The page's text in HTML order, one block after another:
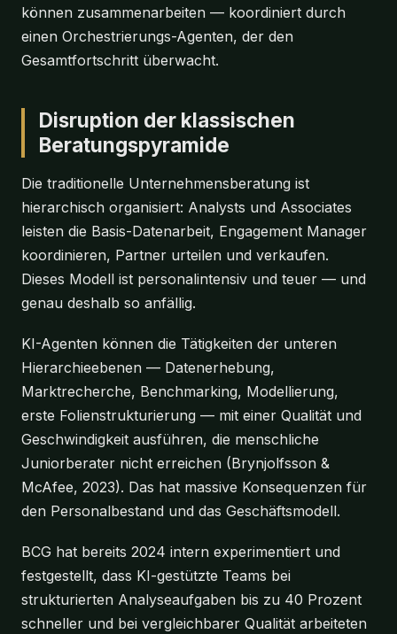
können zusammenarbeiten — koordiniert durch
einen Orchestrierungs-Agenten, der den
Gesamtfortschritt überwacht.
Disruption der klassischen
Beratungspyramide
Die traditionelle Unternehmensberatung ist
hierarchisch organisiert: Analysts und Associates
leisten die Basis-Datenarbeit, Engagement Manager
koordinieren, Partner urteilen und verkaufen.
Dieses Modell ist personalintensiv und teuer — und
genau deshalb so anfällig.
KI-Agenten können die Tätigkeiten der unteren
Hierarchieebenen — Datenerhebung,
Marktrecherche, Benchmarking, Modellierung,
erste Folienstrukturierung — mit einer Qualität und
Geschwindigkeit ausführen, die menschliche
Juniorberater nicht erreichen (Brynjolfsson &
McAfee, 2023). Das hat massive Konsequenzen für
den Personalbestand und das Geschäftsmodell.
BCG hat bereits 2024 intern experimentiert und
festgestellt, dass KI-gestützte Teams bei
strukturierten Analyseaufgaben bis zu 40 Prozent
schneller und bei vergleichbarer Qualität arbeiteten